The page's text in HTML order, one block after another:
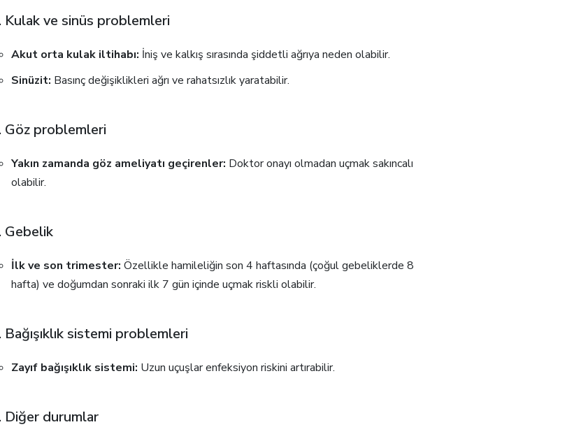
Kulak ve sinüs problemleri
Akut orta kulak iltihabı: İniş ve kalkış sırasında şiddetli ağrıya neden olabilir.
Sinüzit: Basınç değişiklikleri ağrı ve rahatsızlık yaratabilir.
Göz problemleri
Yakın zamanda göz ameliyatı geçirenler: Doktor onayı olmadan uçmak sakıncalı
olabilir.
Gebelik
İlk ve son trimester: Özellikle hamileliğin son 4 haftasında (çoğul gebeliklerde 8
hafta) ve doğumdan sonraki ilk 7 gün içinde uçmak riskli olabilir.
Bağışıklık sistemi problemleri
Zayıf bağışıklık sistemi: Uzun uçuşlar enfeksiyon riskini artırabilir.
Diğer durumlar